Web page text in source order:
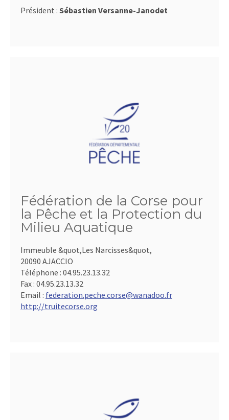
Président : Sébastien Versanne-Janodet
Fédération de la Corse pour
la Pêche et la Protection du
Milieu Aquatique
Immeuble &quot,Les Narcisses&quot,
20090 AJACCIO
Téléphone : 04.95.23.13.32
Fax : 04.95.23.13.32
Email : federation.peche.corse@wanadoo.fr
http://truitecorse.org